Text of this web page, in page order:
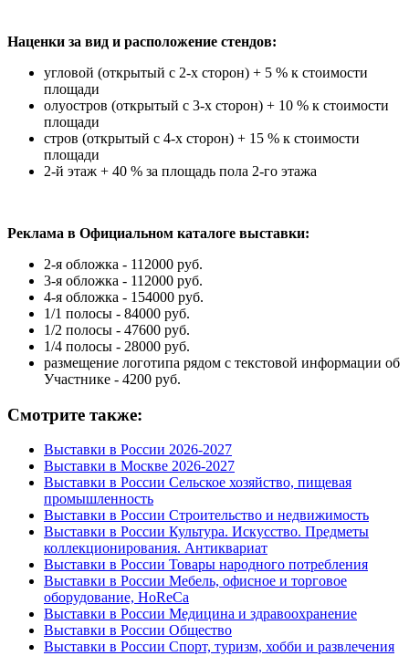
Наценки за вид и расположение стендов:
угловой (открытый с 2-х сторон) + 5 % к стоимости
площади
олуостров (открытый с 3-х сторон) + 10 % к стоимости
площади
стров (открытый с 4-х сторон) + 15 % к стоимости
площади
2-й этаж + 40 % за площадь пола 2-го этажа
Реклама в Официальном каталоге выставки:
2-я обложка - 112000 руб.
3-я обложка - 112000 руб.
4-я обложка - 154000 руб.
1/1 полосы - 84000 руб.
1/2 полосы - 47600 руб.
1/4 полосы - 28000 руб.
размещение логотипа рядом с текстовой информации об
Участнике - 4200 руб.
Смотрите также:
Выставки в России 2026-2027
Выставки в Москве 2026-2027
Выставки в России Сельское хозяйство, пищевая
промышленность
Выставки в России Строительство и недвижимость
Выставки в России Культура. Искусство. Предметы
коллекционирования. Антиквариат
Выставки в России Товары народного потребления
Выставки в России Мебель, офисное и торговое
оборудование, HoReCa
Выставки в России Медицина и здравоохранение
Выставки в России Общество
Выставки в России Спорт, туризм, хобби и развлечения